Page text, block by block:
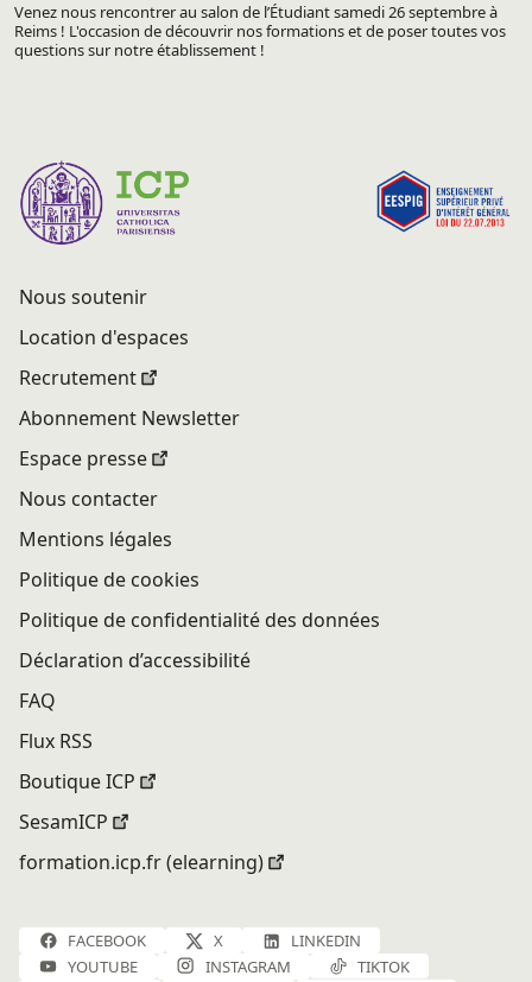
Venez nous rencontrer au salon de l’Étudiant samedi 26 septembre à
Reims ! L'occasion de découvrir nos formations et de poser toutes vos
questions sur notre établissement !
Nous soutenir
Location d'espaces
Recrutement
Abonnement Newsletter
Espace presse
Nous contacter
Mentions légales
Politique de cookies
Politique de confidentialité des données
Déclaration d’accessibilité
FAQ
Flux RSS
Boutique ICP
SesamICP
formation.icp.fr (elearning)
FACEBOOK X
LINKEDIN
YOUTUBE
INSTAGRAM
TIKTOK